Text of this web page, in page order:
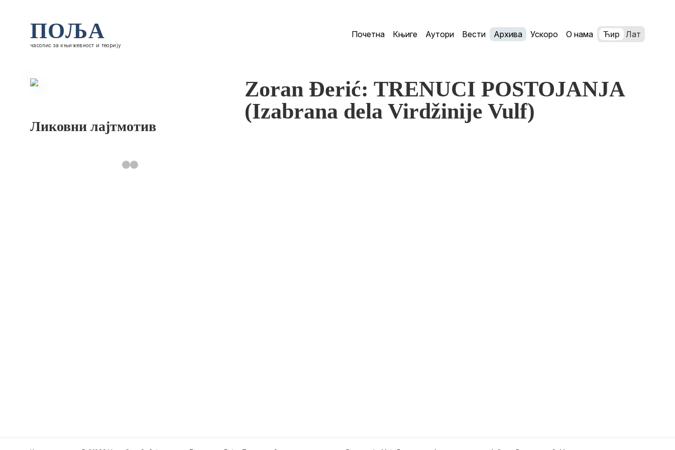
ПОЉА
часопис за књижевност и теорију
Почетна Књиге Аутори Вести Архива Ускоро О нама Ћир Лат
Ликовни лајтмотив
Zoran Đerić: TRENUCI POSTOJANJA
(Izabrana dela Virdžinije Vulf)